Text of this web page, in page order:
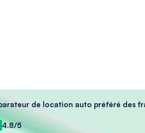
de location auto préféré des
4.8/5